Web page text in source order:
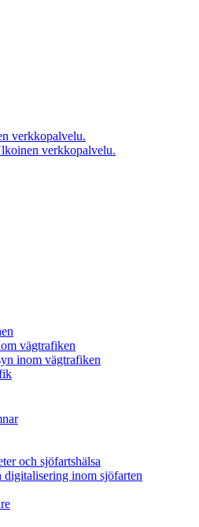
verkkopalvelu.
verkkopalvelu.
vägtrafiken
inom vägtrafiken
och sjöfartshälsa
digitalisering inom sjöfarten